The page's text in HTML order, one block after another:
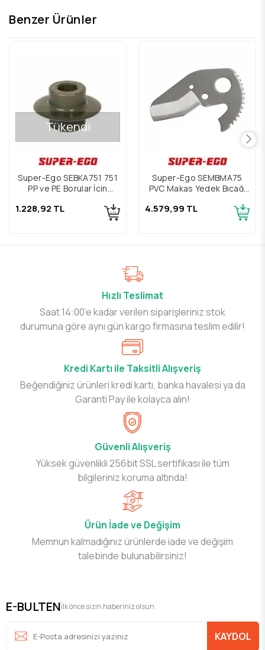
Benzer Ürünler
Tükendi
Super-Ego SEBKA751 751
PP ve PE Borular İçin
1.228,92 TL
Super-Ego SEMBMA75
PVC Makas Yedek Bıçağı
4.579,99 TL
Hızlı Teslimat
Saat 14:00’e kadar verilen siparişleriniz stok
durumuna göre aynı gün kargo firmasına teslim edilir!
Kredi Kartı ile Taksitli Alışveriş
Beğendiğiniz ürünleri kredi kartı, banka havalesi ya da
Garanti Pay ile kolayca alın!
Güvenli Alışveriş
Yüksek güvenlikli 256bit SSL sertifikası ile tüm
bilgileriniz koruma altında!
Ürün İade ve Değişim
Memnun kalmadığınız ürünlerde iade ve değişim
talebinde bulunabilirsiniz!
E-BULTENİlk önce sizin haberiniz olsun
KAYDOL